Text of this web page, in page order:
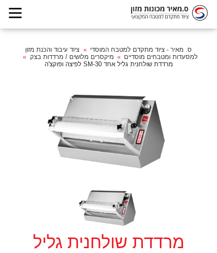
ס. מאיר - ציוד מתקדם למטבח המוסדי
ציוד עיבוד והכנת מזון
למסעדות ומטבחים מוסדיים
מיקסרים מלושים / מרדדות בצק
מרדדת שולחנית גליל אחד SM-30 לפיצה ופוקצ'ה
מרדדת שולחנית גליל